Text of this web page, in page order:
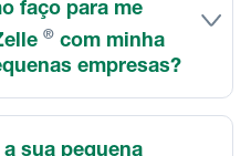
faço para me
® com minha
empresas?
a sua pequena